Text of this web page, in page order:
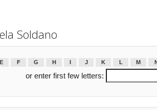
Soldano
E F G H I J K L M
or enter first few letters: